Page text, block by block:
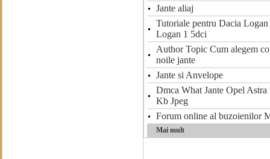
Jante aliaj
Tutoriale pentru Dacia
Logan 1 5dci
Author Topic Cum alegem
noile jante
Jante si Anvelope
Dmca What Jante Opel
Kb Jpeg
Forum online al buzoienilor
Mai mult